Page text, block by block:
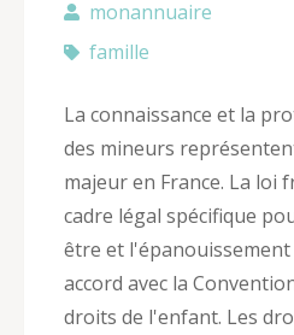
monannuaire
famille
La connaissance et la
des mineurs
majeur en France. La loi
cadre légal spécifique
être et l'épanouissement
accord avec la
droits de l'enfant. Les